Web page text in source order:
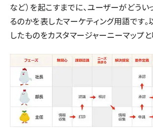
など）を起こすまでに、ユーザーがどう
るのかを表したマーケティング用語です
したものをカスタマージャーニーマップと